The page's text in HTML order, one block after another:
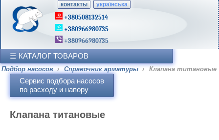
контакты українська
+380508132514
+380966980735
+380966980735
КАТАЛОГ ТОВАРОВ
Подбор насосов › Справочник арматуры › Клапана титановые
Сервис подбора насосов
по расходу и напору
Клапана титановые